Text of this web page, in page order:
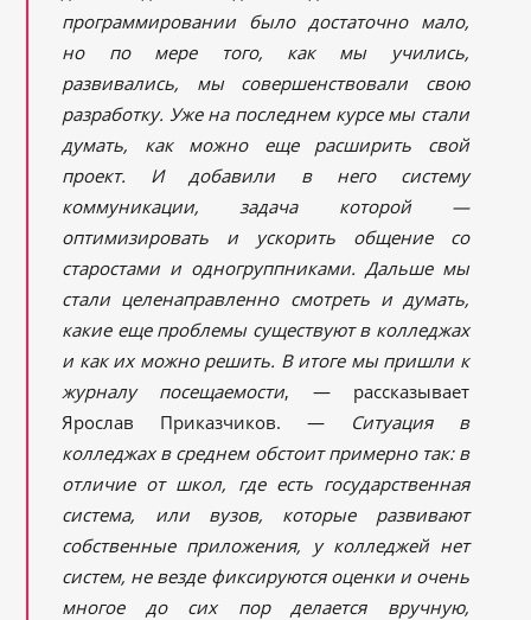
программировании было достаточно мало,
но по мере того, как мы учились,
развивались, мы совершенствовали свою
разработку. Уже на последнем курсе мы стали
думать, как можно еще расширить свой
проект. И добавили в него систему
коммуникации, задача которой —
оптимизировать и ускорить общение со
старостами и одногруппниками. Дальше мы
стали целенаправленно смотреть и думать,
какие еще проблемы существуют в колледжах
и как их можно решить. В итоге мы пришли к
журналу посещаемости, — рассказывает
Ярослав Приказчиков. —
Ситуация в
колледжах в среднем обстоит примерно так: в
отличие от школ, где есть государственная
система, или вузов, которые развивают
собственные приложения, у колледжей нет
систем, не везде фиксируются оценки и очень
многое до сих пор делается вручную,